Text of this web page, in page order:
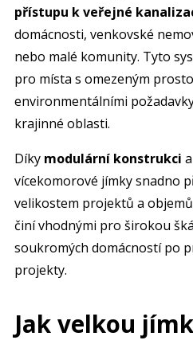
přístupu k veřejné
domácnosti, venkovské
nebo malé komunity. Tyto
pro místa s omezeným
environmentálními
krajinné oblasti.
Díky modulární konstrukci
vícekomorové jímky snadno
velikostem projektů a
činí vhodnými pro širokou
soukromých domácností po
projekty.
Jak velkou